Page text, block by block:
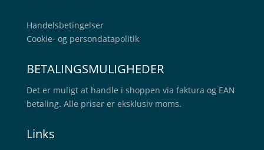
Handelsbetingelser
Cookie- og persondatapolitik
BETALINGSMULIGHEDER
Det er muligt at handle i shoppen via faktura og EAN
betaling. Alle priser er eksklusiv moms.
Links